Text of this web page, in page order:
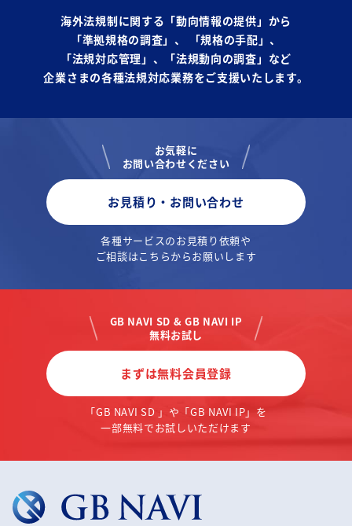
海外法規制に関する「動向情報の提供」から
「準拠規格の調査」、
「規格の手配」、
「法規対応管理」、「法規動向の調査」など
企業さまの各種法規対応業務をご支援いたします。
お気軽に
お問い合わせください
お見積り・お問い合わせ
各種サービスのお見積り依頼や
ご相談はこちらからお願いします
GB NAVI SD & GB NAVI IP
無料お試し
まずは無料会員登録
「GB NAVI SD 」や「GB NAVI IP」を
一部無料でお試しいただけます